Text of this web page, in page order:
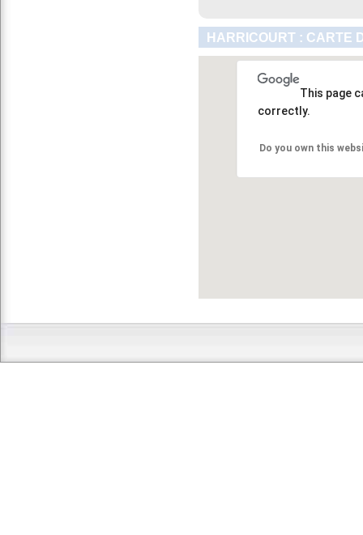
HARRICOURT : CARTE
This page
correctly.
Do you own this